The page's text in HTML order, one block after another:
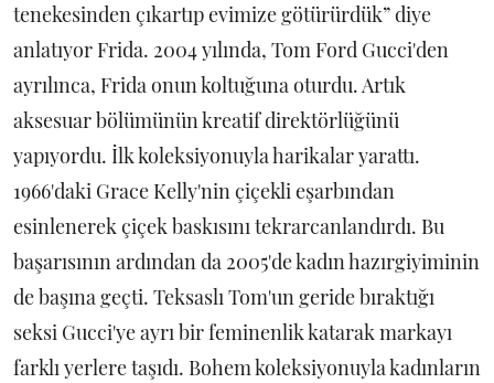
tenekesinden çıkartıp evimize götürürdük” diye
anlatıyor Frida. 2004 yılında, Tom Ford Gucci'den
ayrılınca, Frida onun koltuğuna oturdu. Artık
aksesuar bölümünün kreatif direktörlüğünü
yapıyordu. İlk koleksiyonuyla harikalar yarattı.
1966'daki Grace Kelly'nin çiçekli eşarbından
esinlenerek çiçek baskısını tekrarcanlandırdı. Bu
başarısının ardından da 2005'de kadın hazırgiyiminin
de başına geçti. Teksaslı Tom'un geride bıraktığı
seksi Gucci'ye ayrı bir feminenlik katarak markayı
farklı yerlere taşıdı. Bohem koleksiyonuyla kadınların